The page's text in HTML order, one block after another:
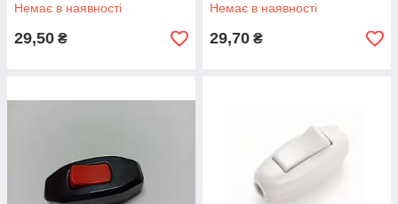
Немає в наявності
29,50 ₴
Немає в наявності
29,70 ₴